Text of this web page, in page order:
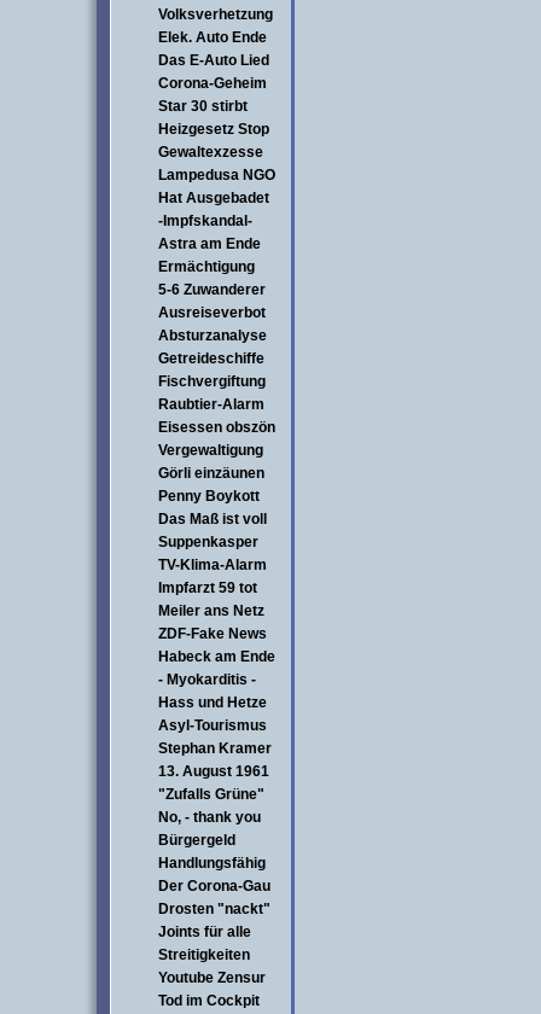
Volksverhetzung
Elek. Auto Ende
Das E-Auto Lied
Corona-Geheim
Star 30 stirbt
Heizgesetz Stop
Gewaltexzesse
Lampedusa NGO
Hat Ausgebadet
-Impfskandal-
Astra am Ende
Ermächtigung
5-6 Zuwanderer
Ausreiseverbot
Absturzanalyse
Getreideschiffe
Fischvergiftung
Raubtier-Alarm
Eisessen obszön
Vergewaltigung
Görli einzäunen
Penny Boykott
Das Maß ist voll
Suppenkasper
TV-Klima-Alarm
Impfarzt 59 tot
Meiler ans Netz
ZDF-Fake News
Habeck am Ende
- Myokarditis -
Hass und Hetze
Asyl-Tourismus
Stephan Kramer
13. August 1961
"Zufalls Grüne"
No, - thank you
Bürgergeld
Handlungsfähig
Der Corona-Gau
Drosten "nackt"
Joints für alle
Streitigkeiten
Youtube Zensur
Tod im Cockpit